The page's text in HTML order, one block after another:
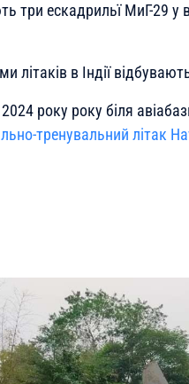
три ескадрильї МиГ-29 у
літаків в Індії
року року біля
тренувальний літак